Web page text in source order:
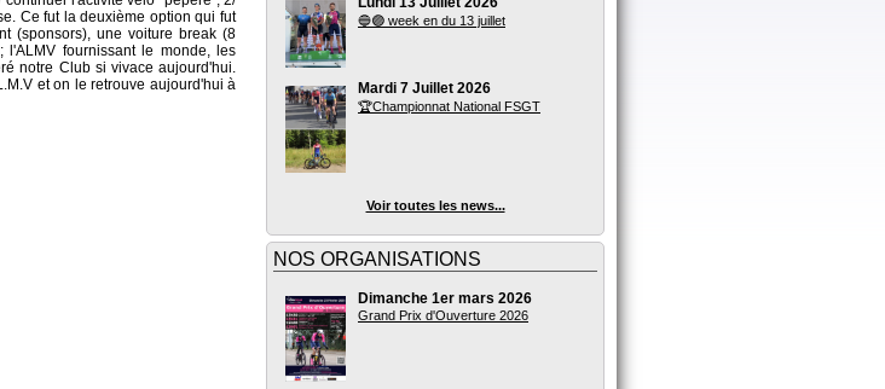
Ce fut la deuxième option qui fut
(sponsors), une voiture break (8
fournissant le monde, les
notre Club si vivace aujourd'hui.
et on le retrouve aujourd'hui à
🔵🟣 week en du 13 juillet
Mardi 7 Juillet 2026
🏆Championnat National FSGT
Voir toutes les news...
NOS ORGANISATIONS
Dimanche 1er mars 2026
Grand Prix d'Ouverture 2026